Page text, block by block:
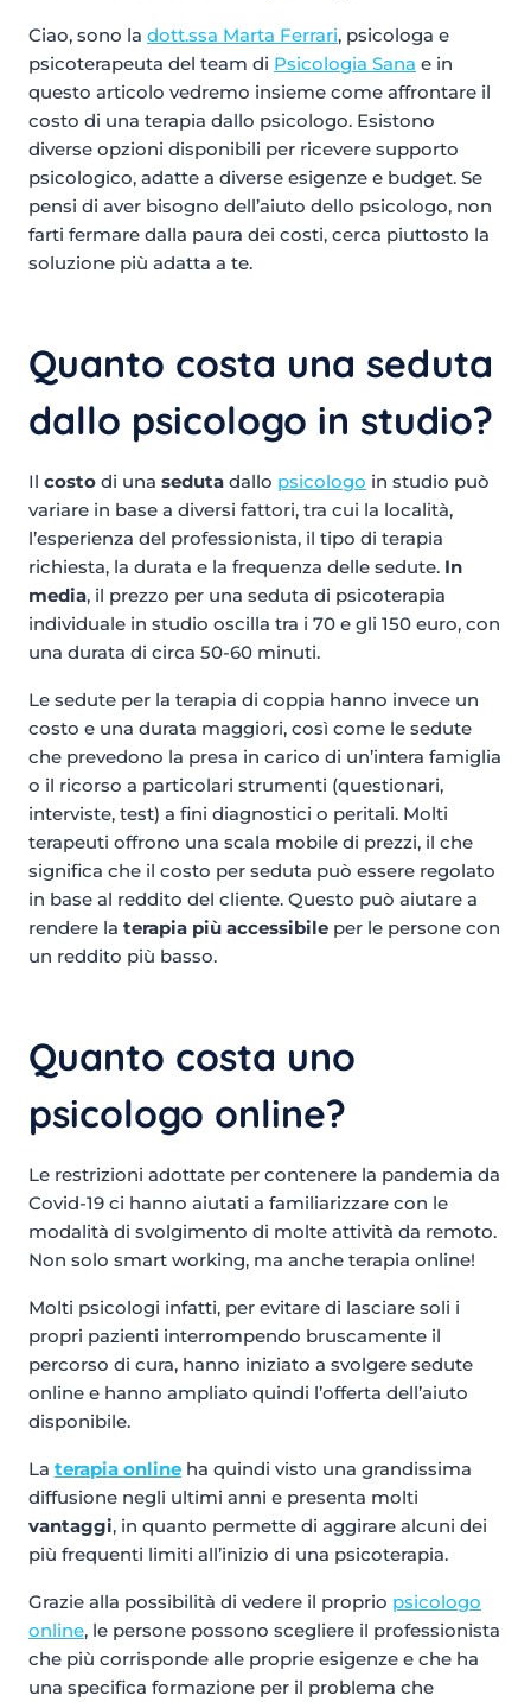
Ciao, sono la dott.ssa Marta Ferrari, psicologa e
psicoterapeuta del team di Psicologia Sana e in
questo articolo vedremo insieme come affrontare il
costo di una terapia dallo psicologo. Esistono
diverse opzioni disponibili per ricevere supporto
psicologico, adatte a diverse esigenze e budget. Se
pensi di aver bisogno dell’aiuto dello psicologo, non
farti fermare dalla paura dei costi, cerca piuttosto la
soluzione più adatta a te.
Quanto costa una seduta
dallo psicologo in studio?
Il costo di una seduta dallo psicologo in studio può
variare in base a diversi fattori, tra cui la località,
l’esperienza del professionista, il tipo di terapia
richiesta, la durata e la frequenza delle sedute. In
media, il prezzo per una seduta di psicoterapia
individuale in studio oscilla tra i 70 e gli 150 euro, con
una durata di circa 50-60 minuti.
Le sedute per la terapia di coppia hanno invece un
costo e una durata maggiori, così come le sedute
che prevedono la presa in carico di un’intera famiglia
o il ricorso a particolari strumenti (questionari,
interviste, test) a fini diagnostici o peritali. Molti
terapeuti offrono una scala mobile di prezzi, il che
significa che il costo per seduta può essere regolato
in base al reddito del cliente. Questo può aiutare a
rendere la terapia più accessibile per le persone con
un reddito più basso.
Quanto costa uno
psicologo online?
Le restrizioni adottate per contenere la pandemia da
Covid-19 ci hanno aiutati a familiarizzare con le
modalità di svolgimento di molte attività da remoto.
Non solo smart working, ma anche terapia online!
Molti psicologi infatti, per evitare di lasciare soli i
propri pazienti interrompendo bruscamente il
percorso di cura, hanno iniziato a svolgere sedute
online e hanno ampliato quindi l’offerta dell’aiuto
disponibile.
La terapia online ha quindi visto una grandissima
diffusione negli ultimi anni e presenta molti
vantaggi, in quanto permette di aggirare alcuni dei
più frequenti limiti all’inizio di una psicoterapia.
Grazie alla possibilità di vedere il proprio psicologo
online, le persone possono scegliere il professionista
che più corrisponde alle proprie esigenze e che ha
una specifica formazione per il problema che